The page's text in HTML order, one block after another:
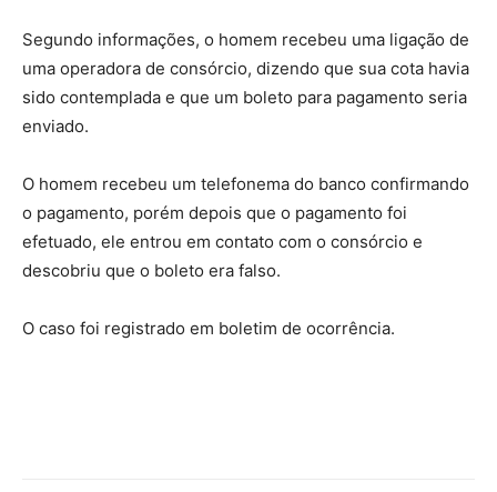
Segundo informações, o homem recebeu uma ligação de
uma operadora de consórcio, dizendo que sua cota havia
sido contemplada e que um boleto para pagamento seria
enviado.
O homem recebeu um telefonema do banco confirmando
o pagamento, porém depois que o pagamento foi
efetuado, ele entrou em contato com o consórcio e
descobriu que o boleto era falso.
O caso foi registrado em boletim de ocorrência.